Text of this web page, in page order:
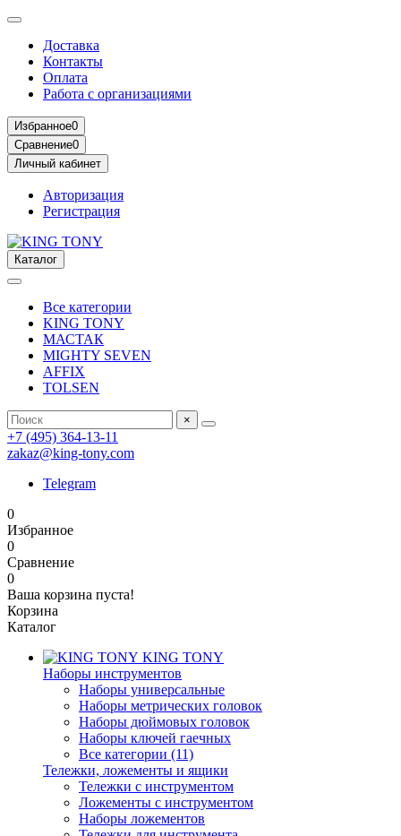
Доставка
Контакты
Оплата
Работа с организациями
Избранное0
Сравнение0
Личный кабинет
Авторизация
Регистрация
Каталог
Все категории
KING TONY
МАСТАК
MIGHTY SEVEN
AFFIX
TOLSEN
×
+7 (495) 364-13-11
zakaz@king-tony.com
Telegram
0
Избранное
0
Сравнение
0
Ваша корзина пуста!
Корзина
Каталог
KING TONY
Наборы инструментов
Наборы универсальные
Наборы метрических головок
Наборы дюймовых головок
Наборы ключей гаечных
Все категории (11)
Тележки, ложементы и ящики
Тележки с инструментом
Ложементы с инструментом
Наборы ложементов